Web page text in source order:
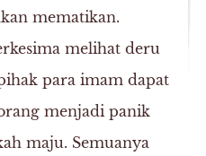
mematikan.
melihat deru
para imam dapat
menjadi panik
maju. Semuanya